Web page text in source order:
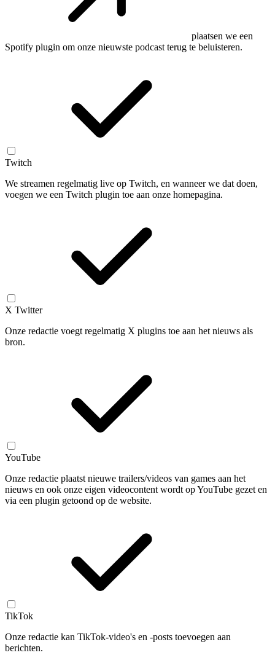
plaatsen we een
Spotify plugin om onze nieuwste podcast terug te beluisteren.
Twitch
We streamen regelmatig live op Twitch, en wanneer we dat doen,
voegen we een Twitch plugin toe aan onze homepagina.
X Twitter
Onze redactie voegt regelmatig X plugins toe aan het nieuws als
bron.
YouTube
Onze redactie plaatst nieuwe trailers/videos van games aan het
nieuws en ook onze eigen videocontent wordt op YouTube gezet en
via een plugin getoond op de website.
TikTok
Onze redactie kan TikTok-video's en -posts toevoegen aan
berichten.